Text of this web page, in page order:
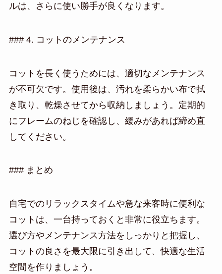
ルは、さらに使い勝手が良くなります。
### 4. コットのメンテナンス
コットを長く使うためには、適切なメンテナンス
が不可欠です。使用後は、汚れを柔らかい布で拭
き取り、乾燥させてから収納しましょう。定期的
にフレームのねじを確認し、緩みがあれば締め直
してください。
### まとめ
自宅でのリラックスタイムや急な来客時に便利な
コットは、一台持っておくと非常に役立ちます。
選び方やメンテナンス方法をしっかりと把握し、
コットの良さを最大限に引き出して、快適な生活
空間を作りましょう。